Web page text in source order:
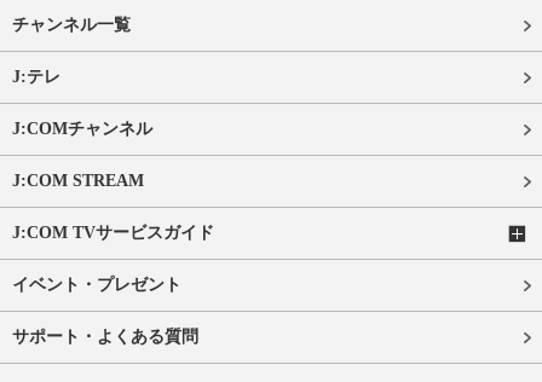
チャンネル一覧
J:テレ
J:COMチャンネル
J:COM STREAM
J:COM TVサービスガイド
イベント・プレゼント
サポート・よくある質問